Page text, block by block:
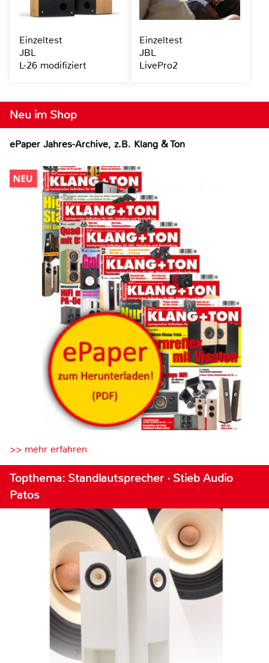
Neu im Shop
ePaper Jahres-Archive, z.B. Klang & Ton
>> mehr erfahren
Topthema: Standlautsprecher · Stieb Audio
Patos
Einzeltest
JBL
L-26 modifiziert
Einzeltest
JBL
LivePro2